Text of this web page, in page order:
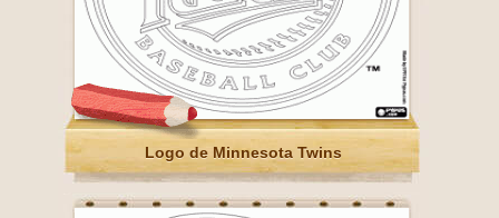
Logo de Minnesota Twins